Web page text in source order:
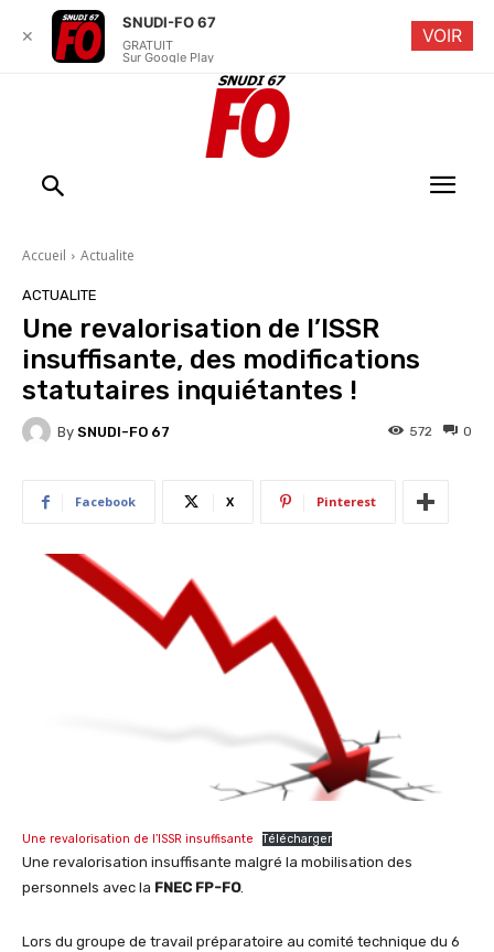
Accueil Actualite
ACTUALITE
Une revalorisation de l’ISSR
insuffisante, des modifications
statutaires inquiétantes !
By SNUDI-FO 67 0
572
Facebook X Pinterest
Une revalorisation de l’ISSR insuffisante Télécharger
Une revalorisation insuffisante malgré la mobilisation des
personnels avec la FNEC FP-FO.
Lors du groupe de travail préparatoire au comité technique du 6
✕
SNUDI-FO 67
GRATUIT
Sur Google Play
VOIR